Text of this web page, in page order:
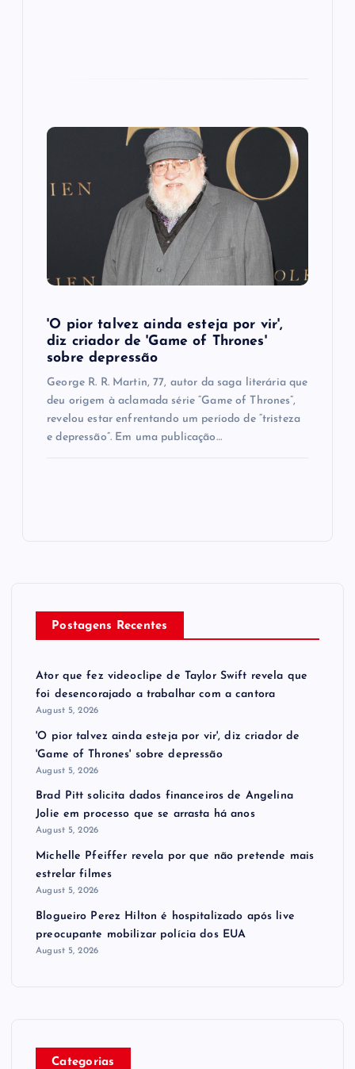
'O pior talvez ainda esteja por vir',
diz criador de 'Game of Thrones'
sobre depressão
George R. R. Martin, 77, autor da saga literária que
deu origem à aclamada série “Game of Thrones”,
revelou estar enfrentando um período de “tristeza
e depressão”. Em uma publicação…
Postagens Recentes
Ator que fez videoclipe de Taylor Swift revela que
foi desencorajado a trabalhar com a cantora
August 5, 2026
'O pior talvez ainda esteja por vir', diz criador de
'Game of Thrones' sobre depressão
August 5, 2026
Brad Pitt solicita dados financeiros de Angelina
Jolie em processo que se arrasta há anos
August 5, 2026
Michelle Pfeiffer revela por que não pretende mais
estrelar filmes
August 5, 2026
Blogueiro Perez Hilton é hospitalizado após live
preocupante mobilizar polícia dos EUA
August 5, 2026
Categorias